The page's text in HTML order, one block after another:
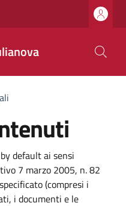
default ai sensi
7 marzo 2005, n. 82
(compresi i
i documenti e le